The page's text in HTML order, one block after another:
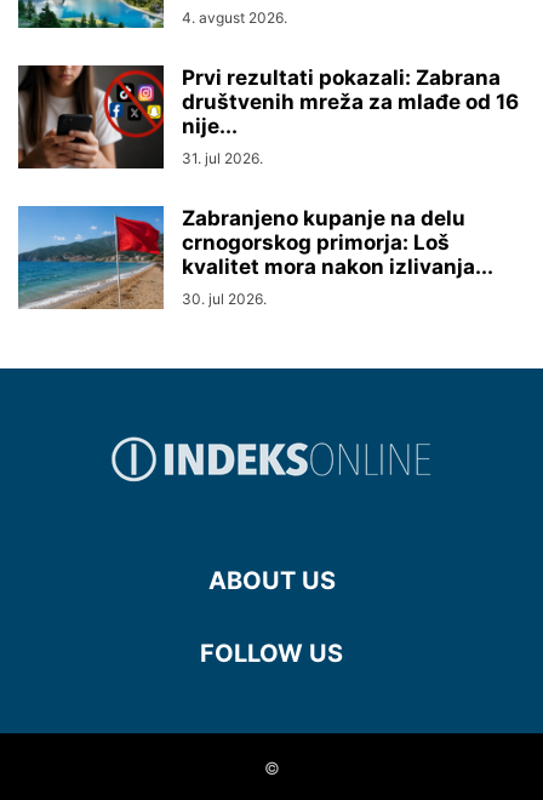
4. avgust 2026.
Prvi rezultati pokazali: Zabrana
društvenih mreža za mlađe od 16
nije...
31. jul 2026.
Zabranjeno kupanje na delu
crnogorskog primorja: Loš
kvalitet mora nakon izlivanja...
30. jul 2026.
ABOUT US
FOLLOW US
©